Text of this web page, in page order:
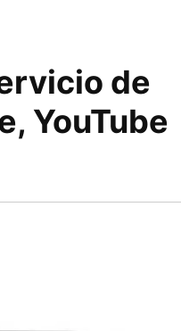
de
YouTube